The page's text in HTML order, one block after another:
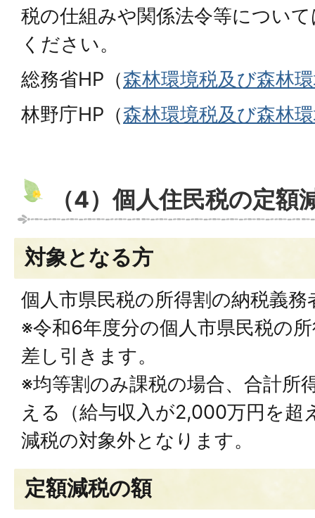
税の仕組みや関係法令等につい
ください。
総務省HP（森林環境税及び森林
林野庁HP（森林環境税及び森林
（4）個人住民税の定額
対象となる方
個人市県民税の所得割の納税義務
※令和6年度分の個人市県民税の
差し引きます。
※均等割のみ課税の場合、合計所
える（給与収入が2,000万円を超
減税の対象外となります。
定額減税の額